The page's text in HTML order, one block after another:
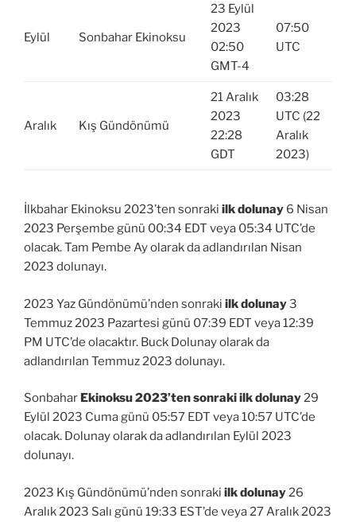
Eylül Sonbahar Ekinoksu
23 Eylül
2023
02:50
GMT-4
07:50
UTC
Aralık Kış Gündönümü
21 Aralık
2023
22:28
GDT
03:28
UTC (22
Aralık
2023)
İlkbahar Ekinoksu 2023’ten sonraki ilk dolunay 6 Nisan
2023 Perşembe günü 00:34 EDT veya 05:34 UTC’de
olacak. Tam Pembe Ay olarak da adlandırılan Nisan
2023 dolunayı.
2023 Yaz Gündönümü’nden sonraki ilk dolunay3
Temmuz 2023 Pazartesi günü 07:39 EDT veya 12:39
PM UTC’de olacaktır. Buck Dolunay olarak da
adlandırılan Temmuz 2023 dolunayı.
Sonbahar Ekinoksu 2023’ten sonraki ilk dolunay29
Eylül 2023 Cuma günü 05:57 EDT veya 10:57 UTC’de
olacak. Dolunay olarak da adlandırılan Eylül 2023
dolunayı.
2023 Kış Gündönümü’nden sonraki ilk dolunay26
Aralık 2023 Salı günü 19:33 EST’de veya 27 Aralık 2023